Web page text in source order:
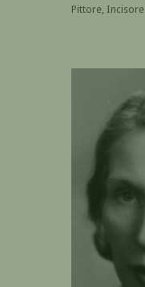
Pittore, Incisore